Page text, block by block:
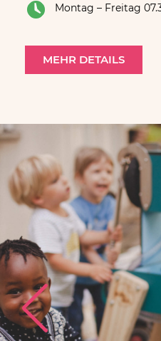
Montag – Freitag
MEHR DETAILS